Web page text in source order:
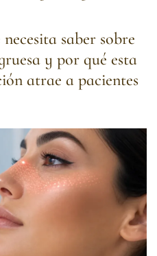
saber sobre
y por qué esta
atrae a pacientes